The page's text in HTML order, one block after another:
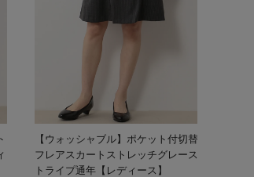
【ウォッシャブル】ポケット付切替
フレアスカートストレッチグレース
トライプ通年【レディース】